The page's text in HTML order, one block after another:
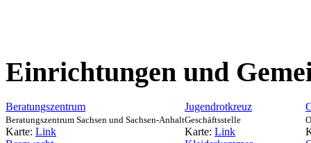
Einrichtungen und
Beratungszentrum
Beratungszentrum Sachsen und Sachsen-Anhalt
Karte: Link
Jugendrotkreuz
Geschäftsstelle
Karte: Link